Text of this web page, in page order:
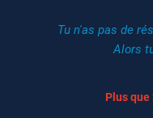
Tu n'as pas de
Alors
Plus